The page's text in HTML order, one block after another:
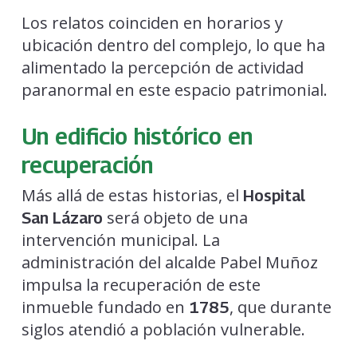
Los relatos coinciden en horarios y
ubicación dentro del complejo, lo que ha
alimentado la percepción de actividad
paranormal en este espacio patrimonial.
Un edificio histórico en
recuperación
Más allá de estas historias, el Hospital
San Lázaro será objeto de una
intervención municipal. La
administración del alcalde Pabel Muñoz
impulsa la recuperación de este
inmueble fundado en 1785, que durante
siglos atendió a población vulnerable.